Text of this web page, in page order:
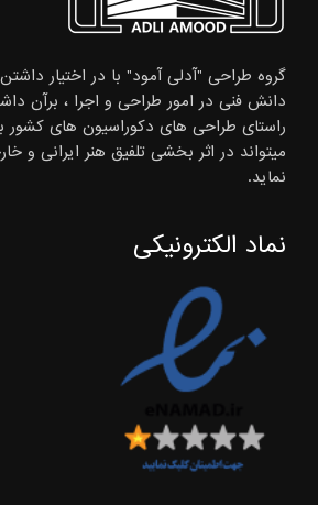
گروه طراحی "آدلی آمود" با در اختیار
دانش فنی در امور طراحی و اجرا ، برآن
راستای طراحی های دکوراسیون های کشور
میتواند در اثر بخشی تلفیق هنر ایرانی و
نماید.
نماد الکترونیکی